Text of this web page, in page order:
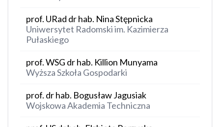
prof. URad dr hab. Nina Stępnicka
Uniwersytet Radomski im. Kazimierza
Pułaskiego
prof. WSG dr hab. Killion Munyama
Wyższa Szkoła Gospodarki
prof. dr hab. Bogusław Jagusiak
Wojskowa Akademia Techniczna